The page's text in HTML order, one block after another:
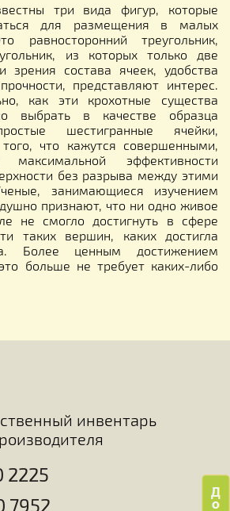
три вида фигур, которые
для размещения в малых
равносторонний треугольник,
из которых только две
зрения состава ячеек, удобства
представляют интерес.
как эти крохотные существа
выбрать в качестве образца
шестигранные ячейки,
что кажутся совершенными,
эффективности
без разрыва между этими
занимающиеся изучением
признают, что ни одно живое
не смогло достигнуть в сфере
таких вершин, каких достигла
Более ценным достижением
больше не требует каких-либо
инвентарь
2225
7952